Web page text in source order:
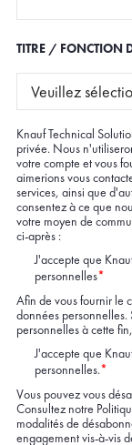
TITRE / FONCTION
Knauf Technical
privée. Nous
votre compte et vous
aimerions vous
services, ainsi que
consentez à ce que
votre moyen de
ci-après :
J'accepte que
personnelles*
Afin de vous fournir le
données personnelles.
personnelles à cette
J'accepte que
personnelles.*
Vous pouvez vous
Consultez notre
modalités de
engagement vis-à-vis